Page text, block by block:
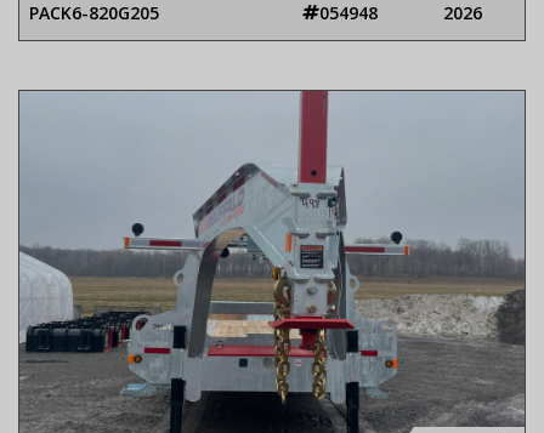
PACK6-820G205 054948 2026